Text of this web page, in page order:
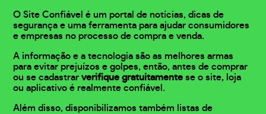
O Site Confiável é um portal de notícias, dicas de
segurança e uma ferramenta para ajudar consumidores
e empresas no processo de compra e venda.
A informação e a tecnologia são as melhores armas
para evitar prejuízos e golpes, então, antes de comprar
ou se cadastrarverifique gratuitamente se o site, loja
ou aplicativo é realmente confiável.
Além disso, disponibilizamos também listas de